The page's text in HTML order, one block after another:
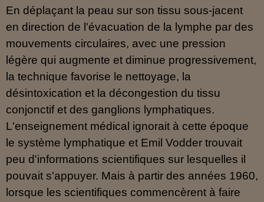
En déplaçant la peau sur son tissu sous-jacent
en direction de l'évacuation de la lymphe par des
mouvements circulaires, avec une pression
légère qui augmente et diminue progressivement,
la technique favorise le nettoyage, la
désintoxication et la décongestion du tissu
conjonctif et des ganglions lymphatiques.
L'enseignement médical ignorait à cette époque
le système lymphatique et Emil Vodder trouvait
peu d'informations scientifiques sur lesquelles il
pouvait s'appuyer. Mais à partir des années 1960,
lorsque les scientifiques commencèrent à faire